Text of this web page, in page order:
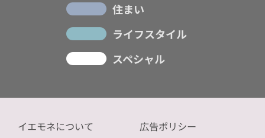
住まい
ライフスタイル
スペシャル
イエモネについて
広告ポリシー